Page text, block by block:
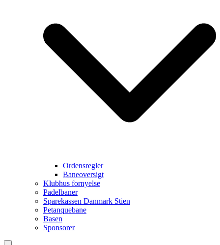
Ordensregler
Baneoversigt
Klubhus fornyelse
Padelbaner
Sparekassen Danmark Stien
Petanquebane
Basen
Sponsorer